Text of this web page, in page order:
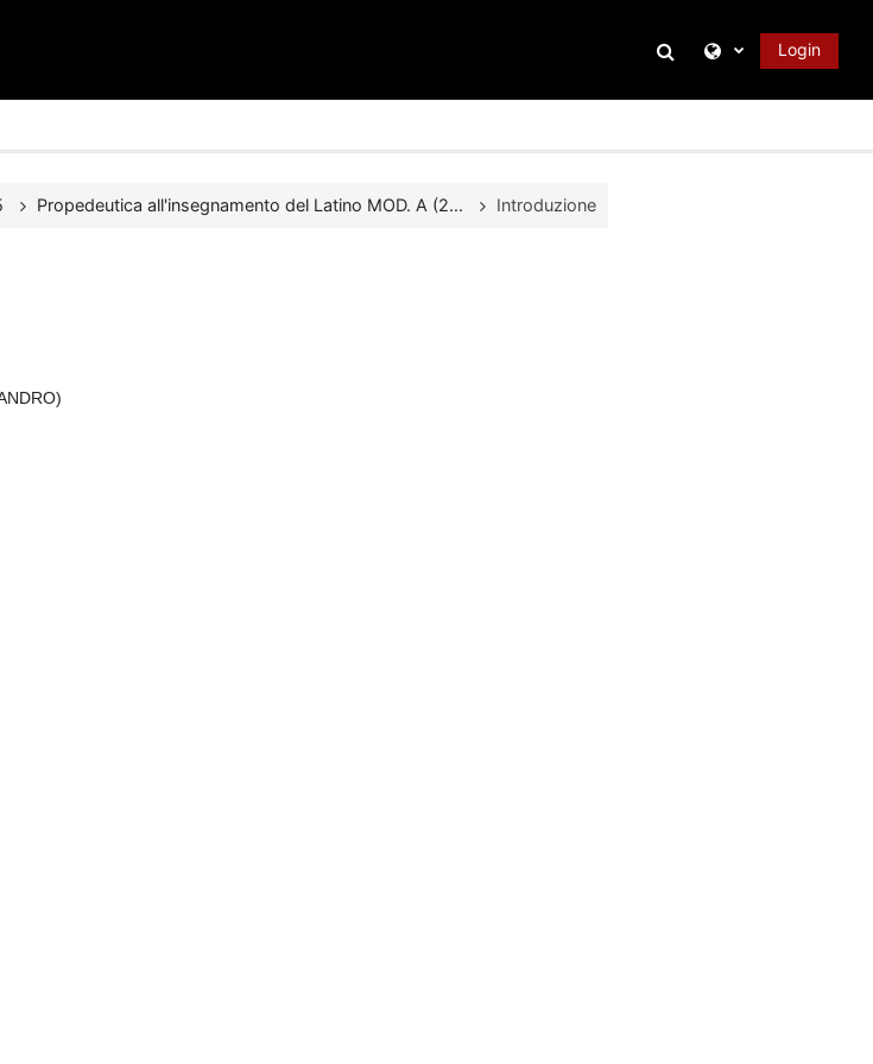
Attiva/disattiva
Login
Propedeutica all'insegnamento del Latino MOD. A (2... Introduzione